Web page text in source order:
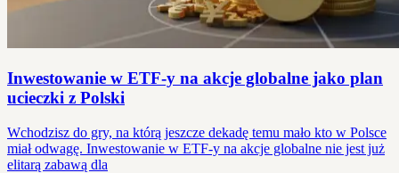
Inwestowanie w ETF-y na akcje globalne jako plan
ucieczki z Polski
Wchodzisz do gry, na którą jeszcze dekadę temu mało kto w Polsce
miał odwagę. Inwestowanie w ETF-y na akcje globalne nie jest już
elitarą zabawą dla